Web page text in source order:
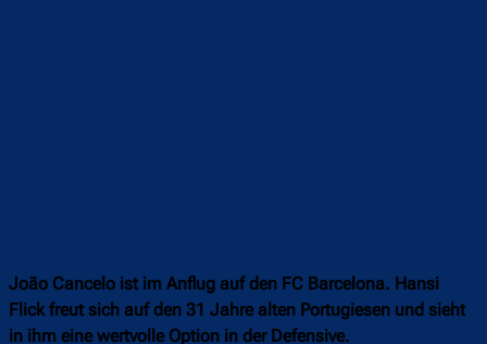
João Cancelo ist im Anflug auf den FC Barcelona. Hansi
Flick freut sich auf den 31 Jahre alten Portugiesen und sieht
in ihm eine wertvolle Option in der Defensive.